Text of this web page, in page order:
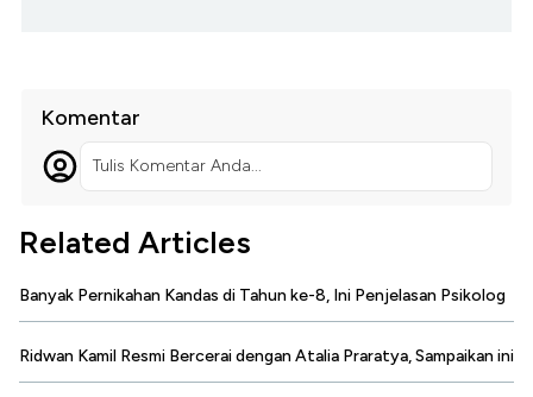
Komentar
Tulis Komentar Anda...
Related Articles
Banyak Pernikahan Kandas di Tahun ke-8, Ini Penjelasan Psikolog
Ridwan Kamil Resmi Bercerai dengan Atalia Praratya, Sampaikan ini